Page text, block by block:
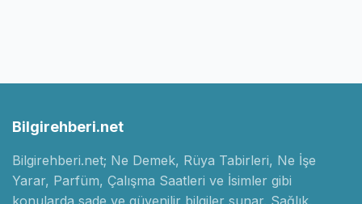
Bilgirehberi.net
Bilgirehberi.net; Ne Demek, Rüya Tabirleri, Ne İşe
Yarar, Parfüm, Çalışma Saatleri ve İsimler gibi
konularda sade ve güvenilir bilgiler sunar. Sağlık,